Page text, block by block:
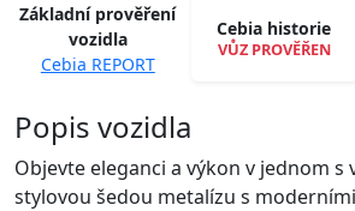
Základní prověření
vozidla
Cebia REPORT
Cebia historie
VŮZ PROVĚŘEN
Popis vozidla
Objevte eleganci a výkon v jednom s
stylovou šedou metalízu s